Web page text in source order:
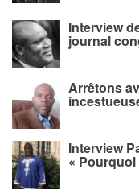
Interview
journal
Arrêtons
Interview
«